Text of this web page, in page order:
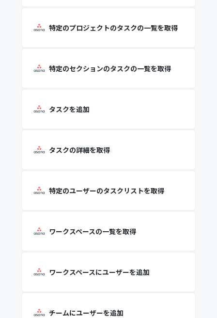
特定のプロジェクトのタスクの一覧を取得
特定のセクションのタスクの一覧を取得
タスクを追加
タスクの詳細を取得
特定のユーザーのタスクリストを取得
ワークスペースの一覧を取得
ワークスペースにユーザーを追加
チームにユーザーを追加